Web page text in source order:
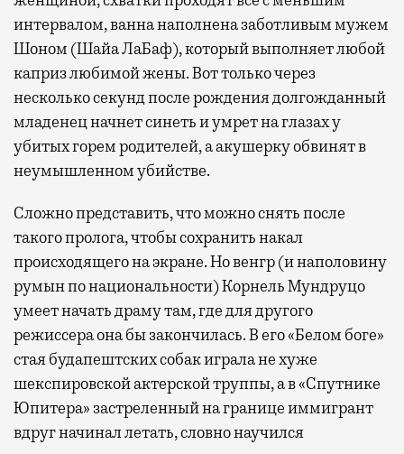
интервалом, ванна наполнена заботливым мужем
Шоном (Шайа ЛаБаф), который выполняет любой
каприз любимой жены. Вот только через
несколько секунд после рождения долгожданный
младенец начнет синеть и умрет на глазах у
убитых горем родителей, а акушерку обвинят в
неумышленном убийстве.
Сложно представить, что можно снять после
такого пролога, чтобы сохранить накал
происходящего на экране. Но венгр (и наполовину
румын по национальности) Корнель Мундруцо
умеет начать драму там, где для другого
режиссера она бы закончилась. В его «Белом боге»
стая будапештских собак играла не хуже
шекспировской актерской труппы, а в «Спутнике
Юпитера» застреленный на границе иммигрант
вдруг начинал летать, словно научился